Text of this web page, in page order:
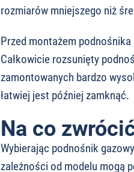
rozmiarów mniejszego niż
Przed montażem
Całkowicie rozsunięty
zamontowanych bardzo
łatwiej jest później zamknąć.
Na co
Wybierając podnośnik
zależności od modelu mogą